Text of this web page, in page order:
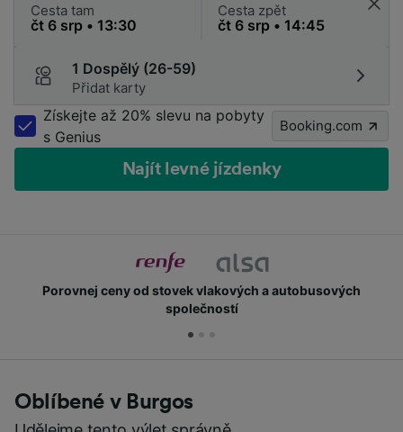
Cesta tam Cesta zpět
1 Dospělý (26-59)
Přidat karty
Získejte až 20% slevu na pobyty
s Genius
Booking.com
Najít levné jízdenky
Získejte body a slevy
Oblíbené v Burgos